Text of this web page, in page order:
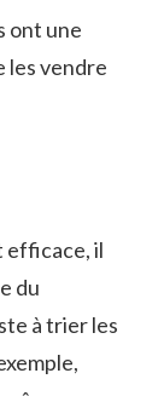
ont une
les vendre
efficace, il
du
à trier les